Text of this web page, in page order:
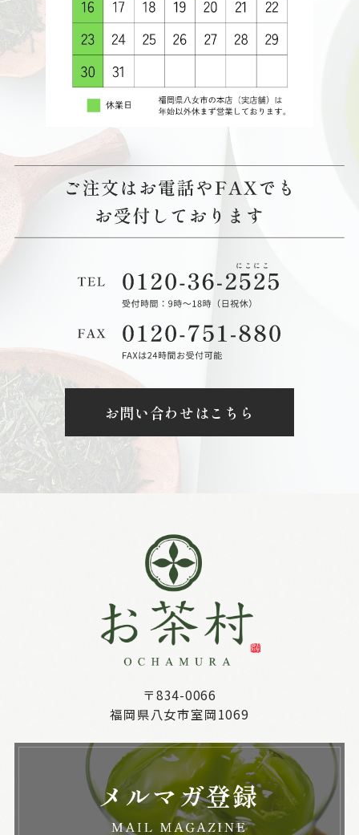
お問い合わせはこちら
〒834-0066
福岡県八女市室岡1069